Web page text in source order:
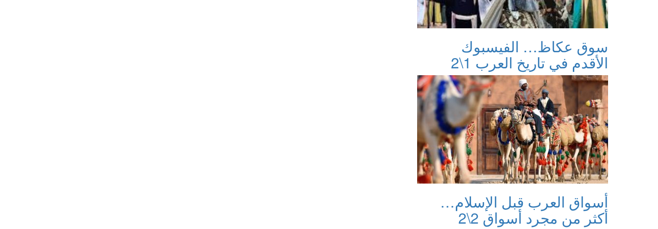
سوق عكاظ… الفيسبوك
الأقدم في تاريخ العرب 1\2
أسواق العرب قبل الإسلام…
أكثر من مجرد أسواق 2\2